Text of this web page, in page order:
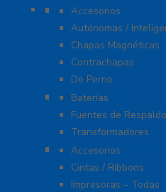
Cerraduras
Accesorios
Autónomas /
Chapas Magnéticas
Contrachapas
De Perno
Fuentes de
Baterías
Fuentes de Respaldo
Transformadores
Identificación y
Accesorios
Cintas / Ribbons
Impresoras – Todas